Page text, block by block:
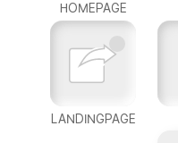
HOMEPAGE
LANDINGPAGE